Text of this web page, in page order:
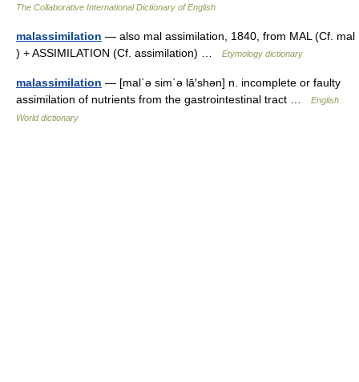
The Collaborative International Dictionary of English
malassimilation — also mal assimilation, 1840, from MAL (Cf. mal
) + ASSIMILATION (Cf. assimilation) …
Etymology dictionary
malassimilation — [mal΄ə sim΄ə lā′shən] n. incomplete or faulty
assimilation of nutrients from the gastrointestinal tract …
English
World dictionary